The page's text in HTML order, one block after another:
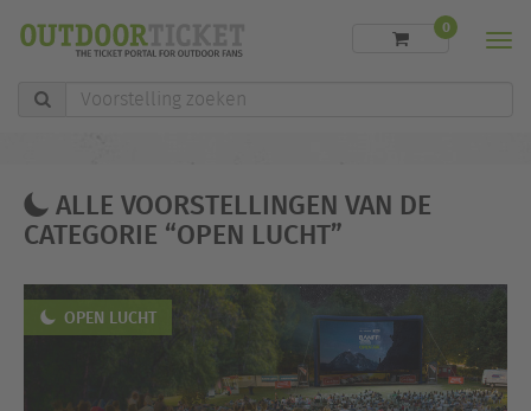
Voorstelling
zoeken
0
ALLE VOORSTELLINGEN VAN DE
CATEGORIE “OPEN LUCHT”
OPEN LUCHT